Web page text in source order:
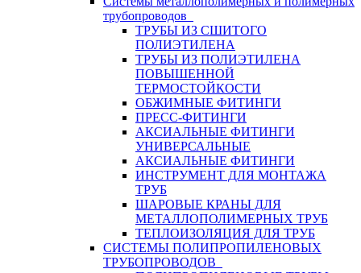
трубопроводов
ТРУБЫ ИЗ СШИТОГО
ПОЛИЭТИЛЕНА
ТРУБЫ ИЗ ПОЛИЭТИЛЕНА
ПОВЫШЕННОЙ
ТЕРМОСТОЙКОСТИ
ОБЖИМНЫЕ ФИТИНГИ
ПРЕСС-ФИТИНГИ
АКСИАЛЬНЫЕ ФИТИНГИ
УНИВЕРСАЛЬНЫЕ
АКСИАЛЬНЫЕ ФИТИНГИ
ИНСТРУМЕНТ ДЛЯ МОНТАЖА
ТРУБ
ШАРОВЫЕ КРАНЫ ДЛЯ
МЕТАЛЛОПОЛИМЕРНЫХ ТРУБ
ТЕПЛОИЗОЛЯЦИЯ ДЛЯ ТРУБ
СИСТЕМЫ ПОЛИПРОПИЛЕНОВЫХ
ТРУБОПРОВОДОВ